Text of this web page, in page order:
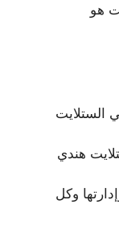
هو
الستلايت
هندي
وكل